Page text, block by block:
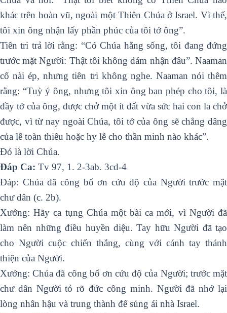
khác trên hoàn vũ, ngoài một Thiên Chúa ở Israel. Vì thế,
tôi xin ông nhận lấy phần phúc của tôi tớ ông”.
Tiên tri trả lời rằng: “Có Chúa hằng sống, tôi đang đứng
trước mặt Người: Thật tôi không dám nhận đâu”. Naaman
cố nài ép, nhưng tiên tri không nghe. Naaman nói thêm
rằng: “Tuỳ ý ông, nhưng tôi xin ông ban phép cho tôi, là
đầy tớ của ông, được chở một ít đất vừa sức hai con la chở
được, vì từ nay ngoài Chúa, tôi tớ của ông sẽ chẳng dâng
của lễ toàn thiêu hoặc hy lễ cho thần minh nào khác”.
Ðó là lời Chúa.
Ðáp Ca: Tv 97, 1. 2-3ab. 3cd-4
Ðáp: Chúa đã công bố ơn cứu độ của Người trước mặt
chư dân (c. 2b).
Xướng: Hãy ca tụng Chúa một bài ca mới, vì Người đã
làm nên những điều huyền diệu. Tay hữu Người đã tạo
cho Người cuộc chiến thắng, cùng với cánh tay thánh
thiện của Người.
Xướng: Chúa đã công bố ơn cứu độ của Người; trước mặt
chư dân Người tỏ rõ đức công minh. Người đã nhớ lại
lòng nhân hậu và trung thành để sủng ái nhà Israel.